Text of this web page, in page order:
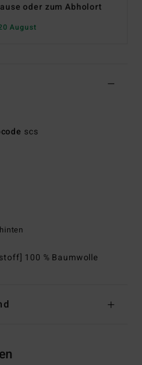
oder zum Abholort
August
scs
100 % Baumwolle